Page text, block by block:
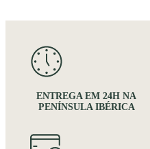
ENTREGA EM 24H NA
PENÍNSULA IBÉRICA